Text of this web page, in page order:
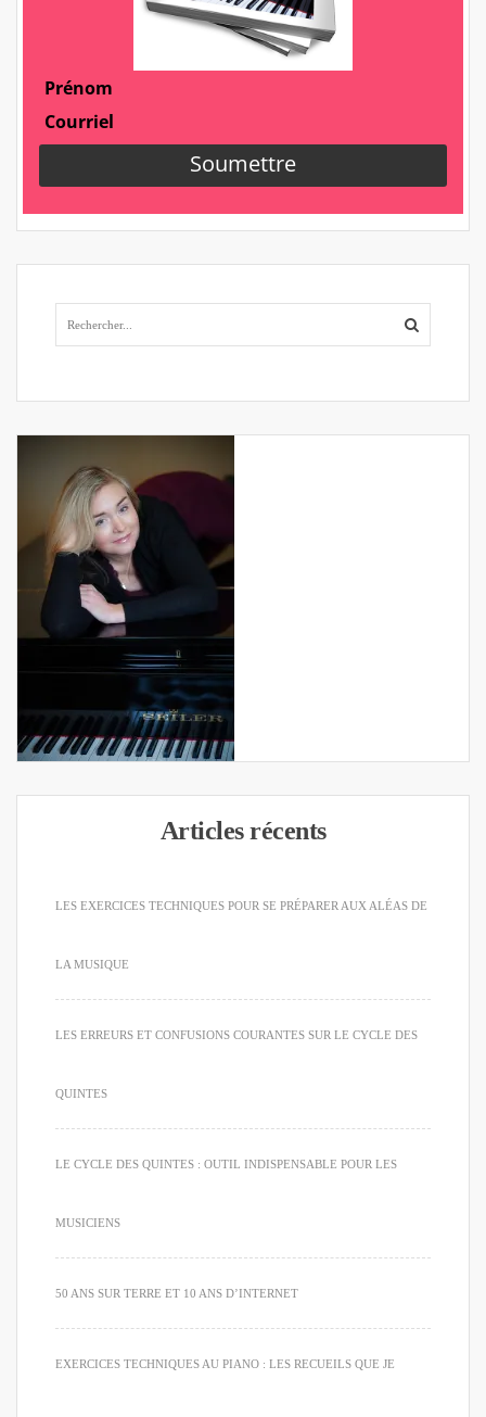
Articles récents
LES EXERCICES TECHNIQUES POUR SE PRÉPARER AUX ALÉAS DE
LA MUSIQUE
LES ERREURS ET CONFUSIONS COURANTES SUR LE CYCLE DES
QUINTES
LE CYCLE DES QUINTES : OUTIL INDISPENSABLE POUR LES
MUSICIENS
50 ANS SUR TERRE ET 10 ANS D’INTERNET
EXERCICES TECHNIQUES AU PIANO : LES RECUEILS QUE JE